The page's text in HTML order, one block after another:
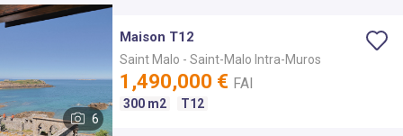
6
Maison T12
Saint Malo - Saint-Malo Intra-Muros
1,490,000 € FAI
300 m2 T12